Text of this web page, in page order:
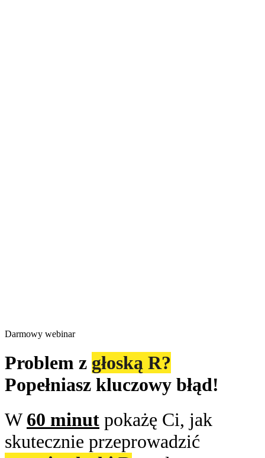
Darmowy webinar
Problem z głoską R?
Popełniasz kluczowy błąd!
W60 minut pokażę Ci, jak
skutecznie przeprowadzić